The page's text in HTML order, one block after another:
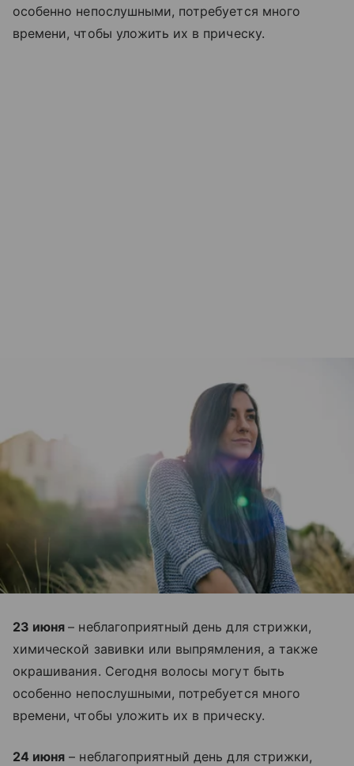
особенно непослушными, потребуется много
времени, чтобы уложить их в прическу.
23 июня– неблагоприятный день для стрижки,
химической завивки или выпрямления, а также
окрашивания. Сегодня волосы могут быть
особенно непослушными, потребуется много
времени, чтобы уложить их в прическу.
24 июня – неблагоприятный день для стрижки,